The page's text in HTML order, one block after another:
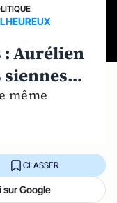
: Aurélien
siennes…
même
CLASSER
Google